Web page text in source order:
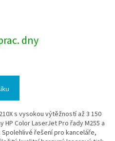
dny
s vysokou výtěžností až 3 150
Color LaserJet Pro řady M255 a
Spolehlivé řešení pro kanceláře,